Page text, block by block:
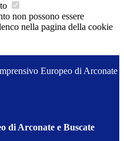
non possono essere
nella pagina della cookie
Europeo di Arconate
di Arconate e Buscate